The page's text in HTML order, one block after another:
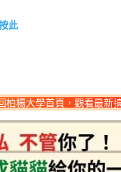
此
柏楊大學首頁，觀看最新